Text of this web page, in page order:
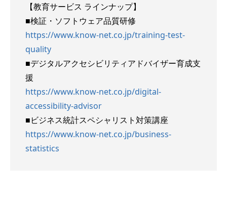
【教育サービス ラインナップ】
■検証・ソフトウェア品質研修
https://www.know-net.co.jp/training-test-
quality
■デジタルアクセシビリティアドバイザー育成支
援
https://www.know-net.co.jp/digital-
accessibility-advisor
■ビジネス統計スペシャリスト対策講座
https://www.know-net.co.jp/business-
statistics